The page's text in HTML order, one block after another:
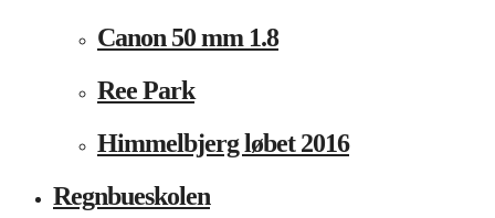
Canon 50 mm 1.8
Ree Park
Himmelbjerg løbet 2016
Regnbueskolen